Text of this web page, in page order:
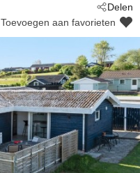
Delen
Toevoegen aan favorieten